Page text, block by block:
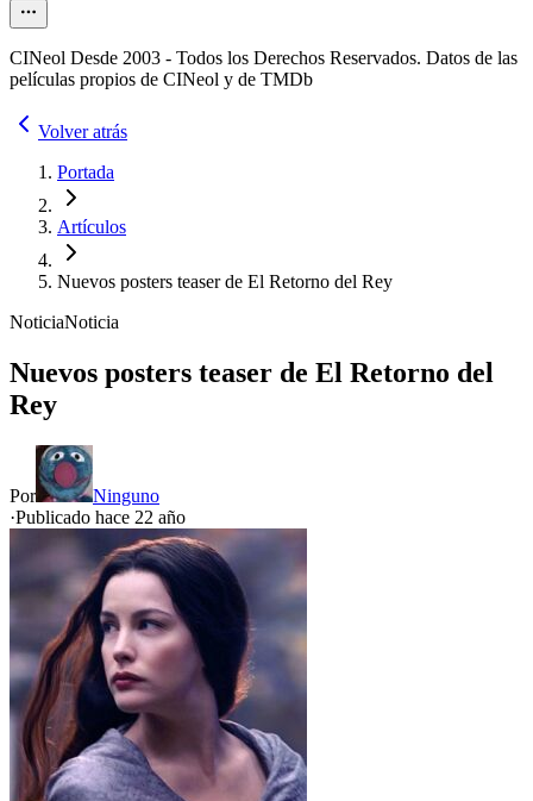
CINeol Desde 2003 - Todos los Derechos Reservados. Datos de las
películas propios de CINeol y de TMDb
Volver atrás
Portada
Artículos
Nuevos posters teaser de El Retorno del Rey
NoticiaNoticia
Nuevos posters teaser de El Retorno del
Rey
Por
Ninguno
·Publicado hace 22 año